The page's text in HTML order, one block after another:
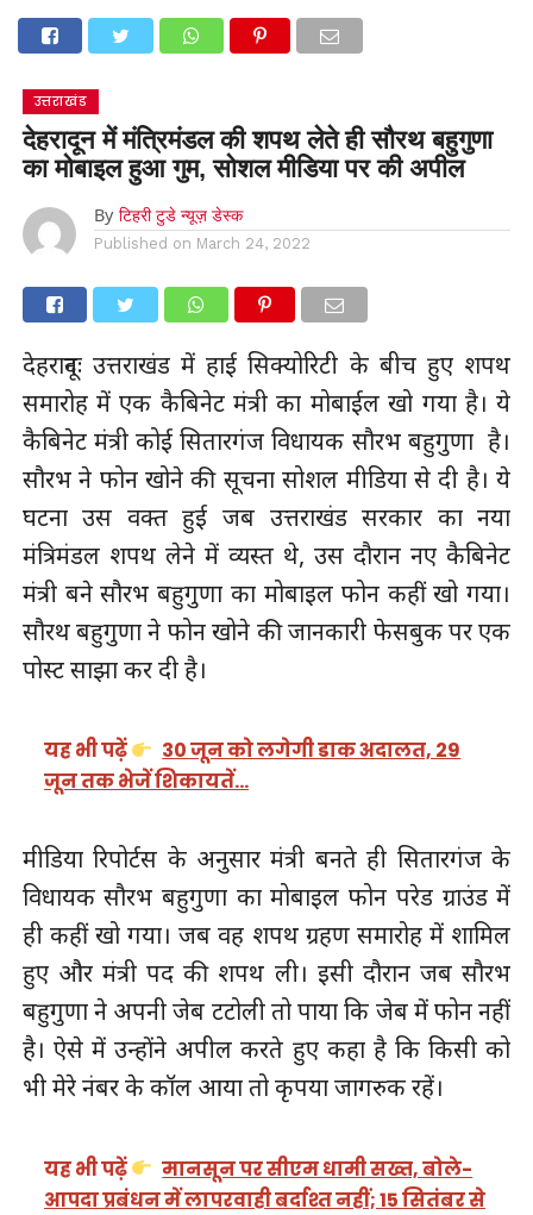
उत्तराखंड
देहरादून में मंत्रिमंडल की शपथ लेते ही सौरथ बहुगुणा
का मोबाइल हुआ गुम, सोशल मीडिया पर की अपील
By टिहरी टुडे न्यूज़ डेस्क
Published on March 24, 2022
देहरादूनः उत्तराखंड में हाई सिक्योरिटी के बीच हुए शपथ
समारोह में एक कैबिनेट मंत्री का मोबाईल खो गया है। ये
कैबिनेट मंत्री कोई सितारगंज विधायक सौरभ बहुगुणा है।
सौरभ ने फोन खोने की सूचना सोशल मीडिया से दी है। ये
घटना उस वक्त हुई जब उत्तराखंड सरकार का नया
मंत्रिमंडल शपथ लेने में व्यस्त थे, उस दौरान नए कैबिनेट
मंत्री बने सौरभ बहुगुणा का मोबाइल फोन कहीं खो गया।
सौरथ बहुगुणा ने फोन खोने की जानकारी फेसबुक पर एक
पोस्ट साझा कर दी है।
यह भी पढ़ें
30 जून को लगेगी डाक अदालत, 29
जून तक भेजें शिकायतें…
मीडिया रिपोर्टस के अनुसार मंत्री बनते ही सितारगंज के
विधायक सौरभ बहुगुणा का मोबाइल फोन परेड ग्राउंड में
ही कहीं खो गया। जब वह शपथ ग्रहण समारोह में शामिल
हुए और मंत्री पद की शपथ ली। इसी दौरान जब सौरभ
बहुगुणा ने अपनी जेब टटोली तो पाया कि जेब में फोन नहीं
है। ऐसे में उन्होंने अपील करते हुए कहा है कि किसी को
भी मेरे नंबर के कॉल आया तो कृपया जागरुक रहें।
यह भी पढ़ें
मानसून पर सीएम धामी सख्त, बोले-
आपदा प्रबंधन में लापरवाही बर्दाश्त नहीं; 15 सितंबर से